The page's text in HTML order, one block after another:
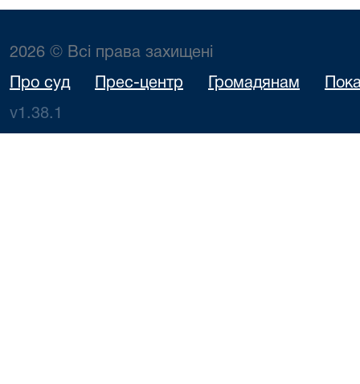
2026 © Всі права захищені
Про суд Прес-центр Громадянам
v1.38.1